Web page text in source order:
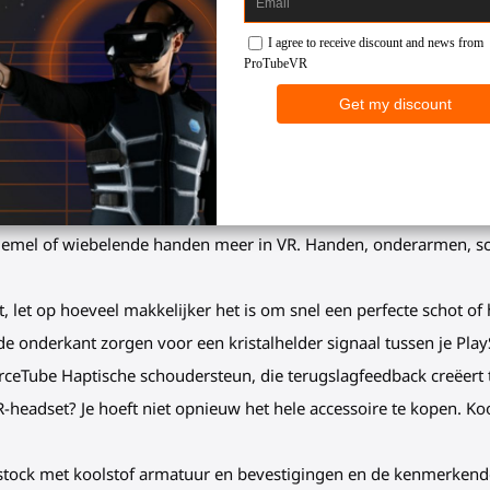
stabiele handen zorgen voor perfect richten (ADS).
scharnierpunten om zich aan te passen aan elke
VR 2-controllers om ze los te maken, te herladen of
gewichtsverlichting, meer veiligheid (geen
of wiebelende handen meer in VR. Handen, onderarmen,
let op hoeveel makkelijker het is om snel een perfecte schot
onderkant zorgen voor een kristalhelder signaal tussen je
Haptische schoudersteun, die terugslagfeedback
headset? Je hoeft niet opnieuw het hele accessoire te kopen.
met koolstof armatuur en bevestigingen en de